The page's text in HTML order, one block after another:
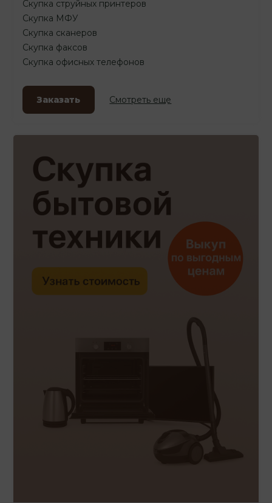
Скупка струйных принтеров
Скупка МФУ
Скупка сканеров
Скупка факсов
Скупка офисных телефонов
Заказать Смотреть еще